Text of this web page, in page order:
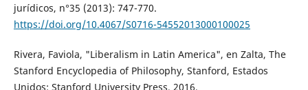
jurídicos, n°35 (2013): 747-770.
https://doi.org/10.4067/S0716-54552013000100025
Rivera, Faviola, "Liberalism in Latin America", en Zalta, The
Stanford Encyclopedia of Philosophy, Stanford, Estados
Unidos: Stanford University Press, 2016.